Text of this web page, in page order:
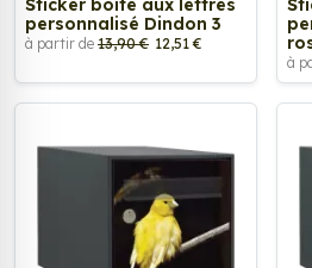
Sticker boîte aux lettres
personnalisé Dindon 3
à partir de 13,90 € 12,51 €
à